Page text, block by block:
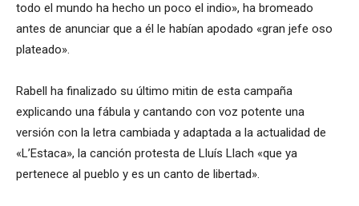
todo el mundo ha hecho un poco el indio», ha bromeado
antes de anunciar que a él le habían apodado «gran jefe oso
plateado».
Rabell ha finalizado su último mitin de esta campaña
explicando una fábula y cantando con voz potente una
versión con la letra cambiada y adaptada a la actualidad de
«L’Estaca», la canción protesta de Lluís Llach «que ya
pertenece al pueblo y es un canto de libertad».